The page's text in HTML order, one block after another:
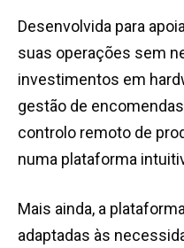
Desenvolvida para
suas operações sem
investimentos em
gestão de
controlo remoto de
numa plataforma
Mais ainda, a
adaptadas às